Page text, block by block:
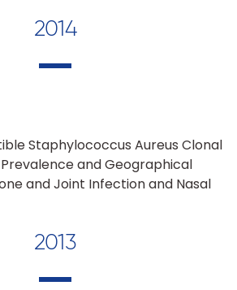
2014
Staphylococcus Aureus Clonal
and Geographical
and Joint Infection and Nasal
2013